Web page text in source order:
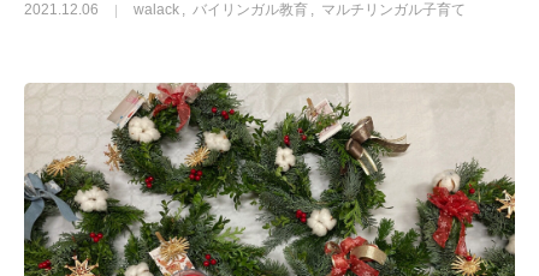
2021.12.06 walack バイリンガル教育 マルチリンガル子育て